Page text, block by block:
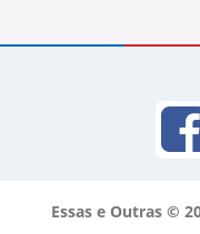
Essas e Outras ©